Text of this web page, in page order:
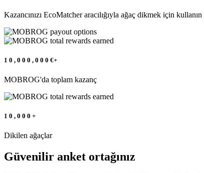
Kazancınızı EcoMatcher aracılığıyla ağaç dikmek için
1 0 , 0 0 0 , 0 0 0 €+
MOBROG'da toplam kazanç
1 0 , 0 0 0 +
Dikilen ağaçlar
Güvenilir anket ortağınız